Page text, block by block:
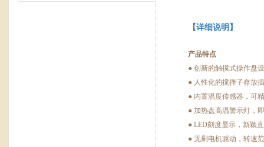
【详细说明】
产品特点
● 创新的触摸式操作盘
● 人性化的搅拌子存放
● 内置温度传感器，可
● 加热盘高温警示灯，
● LED刻度显示，新颖
● 无刷电机驱动，转速